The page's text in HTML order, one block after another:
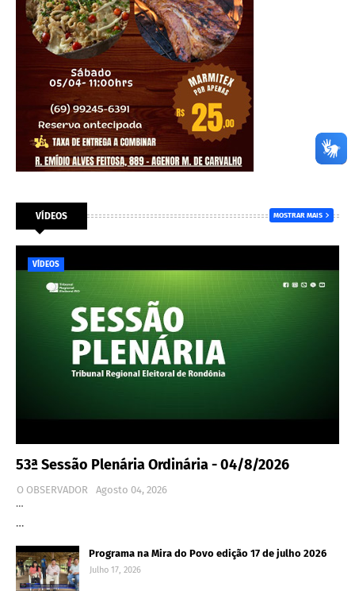
VÍDEOS MOSTRAR MAIS
VÍDEOS
53ª Sessão Plenária Ordinária - 04/8/2026
O OBSERVADOR
Agosto 04, 2026
…
…
Programa na Mira do Povo edição 17 de julho 2026
Julho 17, 2026